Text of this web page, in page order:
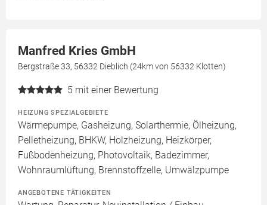
Manfred Kries GmbH
Bergstraße 33, 56332 Dieblich (24km von 56332 Klotten)
5 mit einer Bewertung
HEIZUNG SPEZIALGEBIETE
Wärmepumpe, Gasheizung, Solarthermie, Ölheizung,
Pelletheizung, BHKW, Holzheizung, Heizkörper,
Fußbodenheizung, Photovoltaik, Badezimmer,
Wohnraumlüftung, Brennstoffzelle, Umwälzpumpe
ANGEBOTENE TÄTIGKEITEN